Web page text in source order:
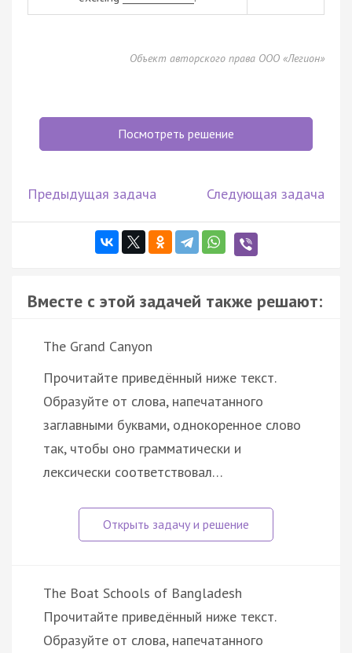
Объект авторского права ООО «Легион»
Посмотреть решение
Предыдущая задача Следующая задача
Вместе с этой задачей также решают:
The Grand Canyon
Прочитайте приведённый ниже текст.
Образуйте от слова, напечатанного
заглавными буквами, однокоренное слово
так, чтобы оно грамматически и
лексически соответствовал…
The Boat Schools of Bangladesh
Прочитайте приведённый ниже текст.
Образуйте от слова, напечатанного